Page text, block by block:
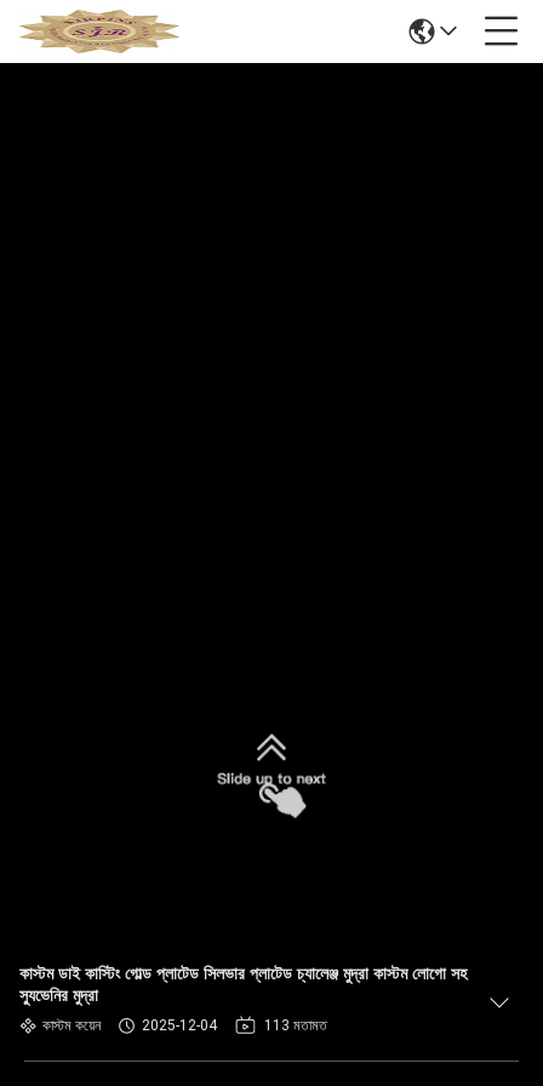
কাস্টম ডাই কাস্টিং গোল্ড প্লাটেড সিলভার প্লাটেড চ্যালেঞ্জ মুদ্রা কাস্টম লোগো সহ
স্যুভেনির মুদ্রা
কাস্টম কয়েন 2025-12-04 113 মতামত